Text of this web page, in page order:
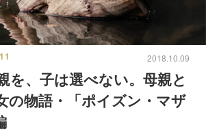
2018.10.09
を、子は選べない。母親と
の物語・「ポイズン・マザ